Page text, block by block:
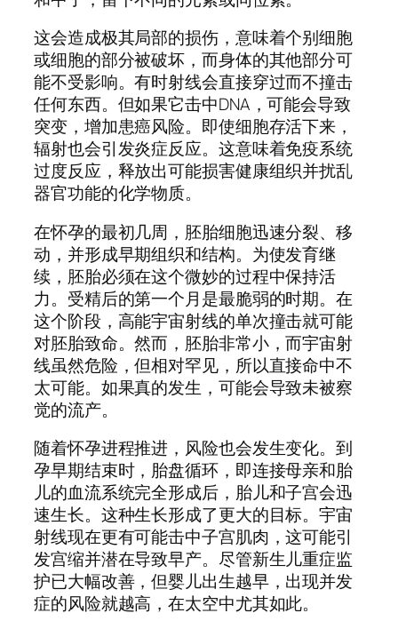
这会造成极其局部的损伤，意味着个别细胞
或细胞的部分被破坏，而身体的其他部分可
能不受影响。有时射线会直接穿过而不撞击
任何东西。但如果它击中DNA，可能会导致
突变，增加患癌风险。即使细胞存活下来，
辐射也会引发炎症反应。这意味着免疫系统
过度反应，释放出可能损害健康组织并扰乱
器官功能的化学物质。
在怀孕的最初几周，胚胎细胞迅速分裂、移
动，并形成早期组织和结构。为使发育继
续，胚胎必须在这个微妙的过程中保持活
力。受精后的第一个月是最脆弱的时期。在
这个阶段，高能宇宙射线的单次撞击就可能
对胚胎致命。然而，胚胎非常小，而宇宙射
线虽然危险，但相对罕见，所以直接命中不
太可能。如果真的发生，可能会导致未被察
觉的流产。
随着怀孕进程推进，风险也会发生变化。到
孕早期结束时，胎盘循环，即连接母亲和胎
儿的血流系统完全形成后，胎儿和子宫会迅
速生长。这种生长形成了更大的目标。宇宙
射线现在更有可能击中子宫肌肉，这可能引
发宫缩并潜在导致早产。尽管新生儿重症监
护已大幅改善，但婴儿出生越早，出现并发
症的风险就越高，在太空中尤其如此。